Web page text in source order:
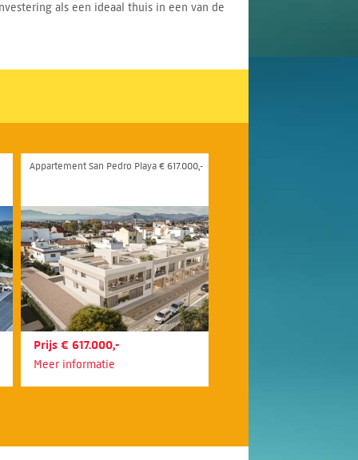
als een ideaal thuis in een van de
Appartement San Pedro Playa € 617.000,-
Prijs € 617.000,-
Meer informatie